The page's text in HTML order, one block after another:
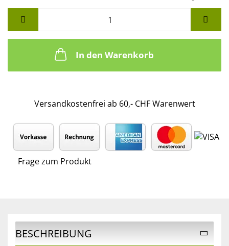
In den Warenkorb
Versandkostenfrei ab 60,- CHF Warenwert
Frage zum Produkt
BESCHREIBUNG